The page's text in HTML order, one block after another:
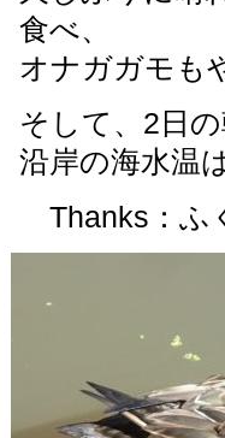
食べ、
オナガガモも
そして、2日
沿岸の海水温
Thanks：ふ